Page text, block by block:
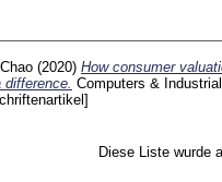
(2020) How consumer
Computers &
Diese Liste wurde